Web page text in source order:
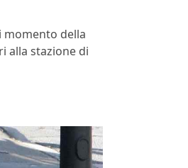
momento della
alla stazione di